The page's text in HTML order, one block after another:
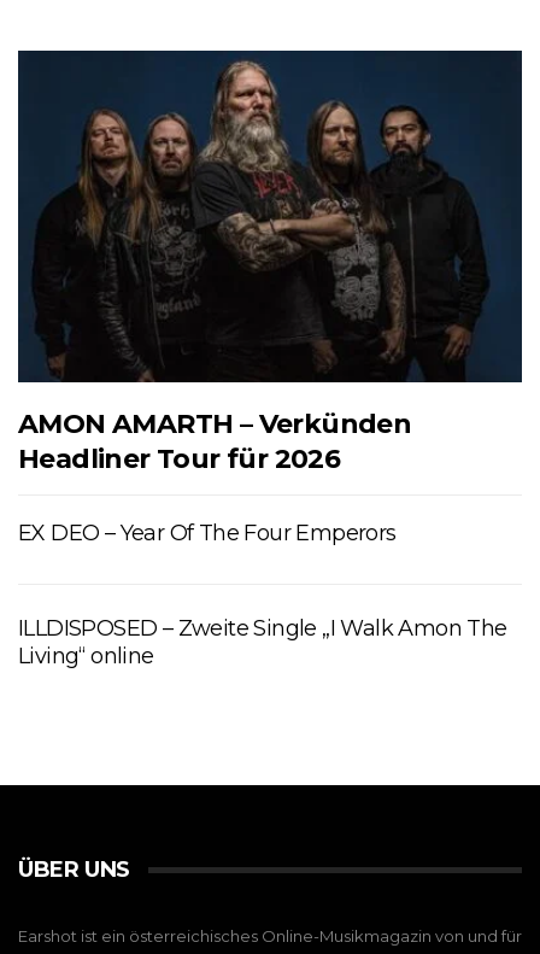
AMON AMARTH – Verkünden
Headliner Tour für 2026
EX DEO – Year Of The Four Emperors
ILLDISPOSED – Zweite Single „I Walk Amon The
Living“ online
ÜBER UNS
Earshot ist ein österreichisches Online-Musikmagazin von und für